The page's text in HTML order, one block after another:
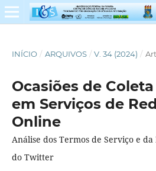
INÍCIO / ARQUIVOS / V. 34 (2024) /
Ocasiões de
em Serviços de
Online
Análise dos Termos de Serviço e
do Twitter